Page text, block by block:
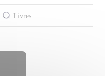
Livres